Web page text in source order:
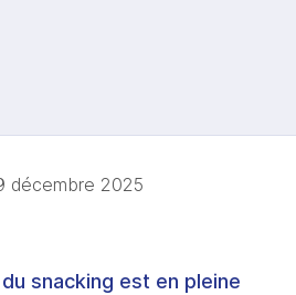
décembre 2025
snacking est en pleine